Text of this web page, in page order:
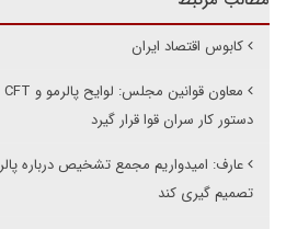
کابوس اقتصاد ایران
دستور کار سران قوا قرار گیرد
تصمیم گیری کند